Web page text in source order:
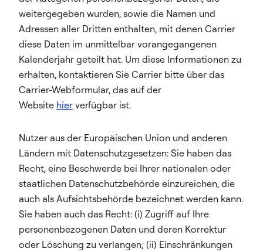
weitergegeben wurden, sowie die Namen und
Adressen aller Dritten enthalten, mit denen Carrier
diese Daten im unmittelbar vorangegangenen
Kalenderjahr geteilt hat. Um diese Informationen zu
erhalten, kontaktieren Sie Carrier bitte über das
Carrier-Webformular, das auf der
Website hier verfügbar ist.
Nutzer aus der Europäischen Union und anderen
Ländern mit Datenschutzgesetzen: Sie haben das
Recht, eine Beschwerde bei Ihrer nationalen oder
staatlichen Datenschutzbehörde einzureichen, die
auch als Aufsichtsbehörde bezeichnet werden kann.
Sie haben auch das Recht: (i) Zugriff auf Ihre
personenbezogenen Daten und deren Korrektur
oder Löschung zu verlangen; (ii) Einschränkungen